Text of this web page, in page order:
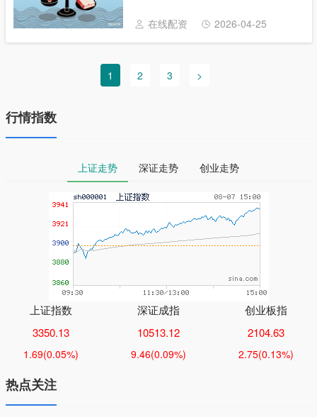
可能引发纠纷！今天用通俗语言拆解民间借
贷......
在线配资 2026-04-25
1 2 3 >
行情指数
上证走势 深证走势 创业走势
上证指数
3350.13
1.69(0.05%)
深证成指
10513.12
9.46(0.09%)
创业板指
2104.63
2.75(0.13%)
热点关注